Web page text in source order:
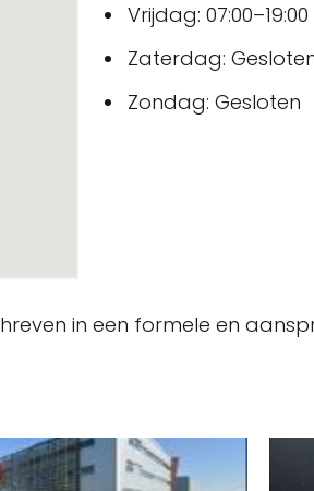
Vrijdag: 07:00–19:00
Zaterdag:
Zondag: Gesloten
in een formele en